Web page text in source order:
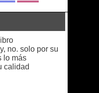
no. solo por su
lo más
calidad